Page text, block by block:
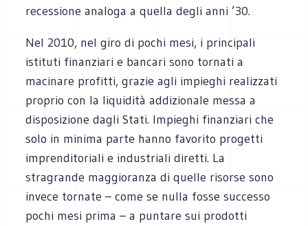
recessione analoga a quella degli anni ’30.
Nel 2010, nel giro di pochi mesi, i principali
istituti finanziari e bancari sono tornati a
macinare profitti, grazie agli impieghi realizzati
proprio con la liquidità addizionale messa a
disposizione dagli Stati. Impieghi finanziari che
solo in minima parte hanno favorito progetti
imprenditoriali e industriali diretti. La
stragrande maggioranza di quelle risorse sono
invece tornate – come se nulla fosse successo
pochi mesi prima – a puntare sui prodotti